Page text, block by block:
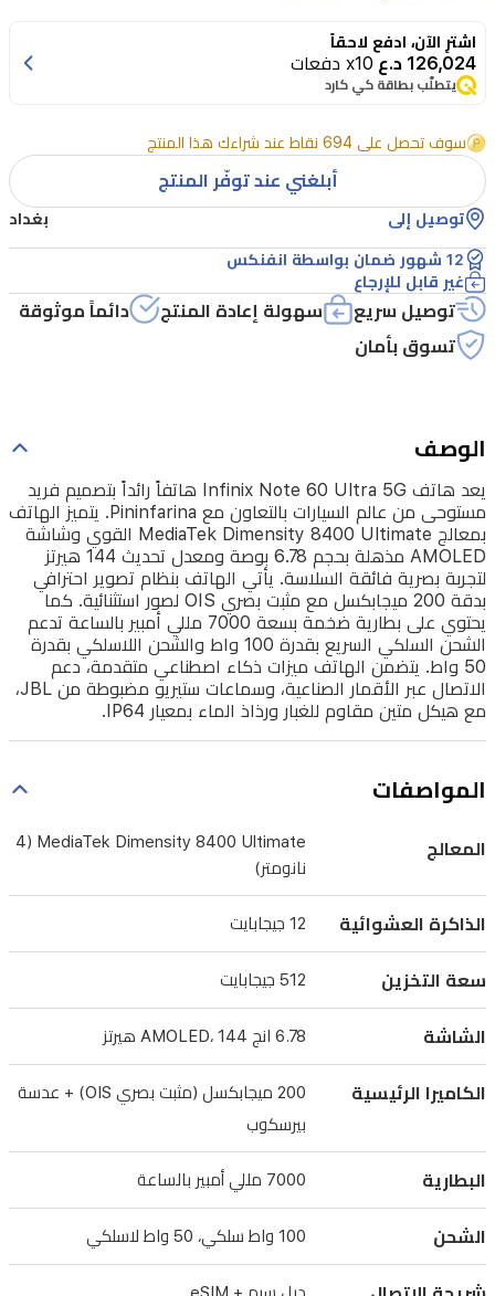
5G
هاتفاً
رائداً
فريد
مستوحى
من
عالم
السيارات
بالتعاون
مع
الهاتف
MediaTek
Dimensity
8400
Ultimate
القوي
وشاشة
AMOLED
مذهلة
بحجم
6.78
ومعدل
144
لتجربة
بصرية
فائقة
الهاتف
تصوير
احترافي
200
اشترِ الآن، ادفع لاحقاً
126,024 د.ع x10 دفعات
يتطلّب بطاقة كي كارد
سوف تحصل على 694 نقاط عند شراءك هذا المنتج
أبلغني عند توفّر المنتج
توصيل إلى بغداد
12 شهور ضمان بواسطة انفنكس
غير قابل للإرجاع
توصيل سريع سهولة إعادة المنتج
دائماً موثوقة
تسوق بأمان
الوصف
يعد هاتف Infinix Note 60 Ultra 5G هاتفاً رائداً بتصميم فريد
مستوحى من عالم السيارات بالتعاون مع Pininfarina. يتميز الهاتف
بمعالج MediaTek Dimensity 8400 Ultimate القوي وشاشة
AMOLED مذهلة بحجم 6.78 بوصة ومعدل تحديث 144 هيرتز
لتجربة بصرية فائقة السلاسة. يأتي الهاتف بنظام تصوير احترافي
بدقة 200 ميجابكسل مع مثبت بصري OIS لصور استثنائية. كما
يحتوي على بطارية ضخمة بسعة 7000 مللي أمبير بالساعة تدعم
الشحن السلكي السريع بقدرة 100 واط والشحن اللاسلكي بقدرة
50 واط. يتضمن الهاتف ميزات ذكاء اصطناعي متقدمة، دعم
الاتصال عبر الأقمار الصناعية، وسماعات ستيريو مضبوطة من JBL،
مع هيكل متين مقاوم للغبار ورذاذ الماء بمعيار IP64.
المواصفات
المعالج
MediaTek Dimensity 8400 Ultimate (4
نانومتر)
الذاكرة العشوائية 12 جيجابايت
سعة التخزين 512 جيجابايت
الشاشة 6.78 انج AMOLED، 144 هيرتز
الكاميرا الرئيسية
200 ميجابكسل (مثبت بصري OIS) + عدسة
بيرسكوب
البطارية 7000 مللي أمبير بالساعة
الشحن 100 واط سلكي، 50 واط لاسلكي